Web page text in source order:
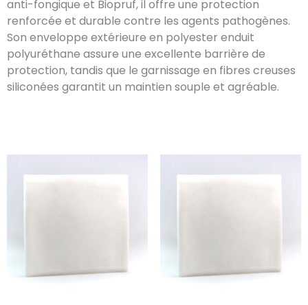
anti-fongique et Biopruf, il offre une protection
renforcée et durable contre les agents pathogènes.
Son enveloppe extérieure en polyester enduit
polyuréthane assure une excellente barrière de
protection, tandis que le garnissage en fibres creuses
siliconées garantit un maintien souple et agréable.